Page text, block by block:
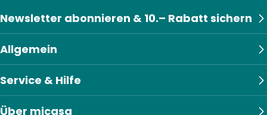
Allgemein
Service & Hilfe
Über micasa
Newsletter abonnieren & 10.– Rabatt sichern